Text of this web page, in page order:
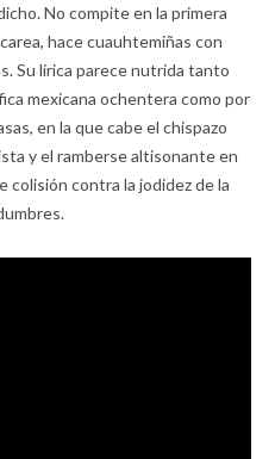
No compite en la primera
hace cuauhtemiñas con
Su lírica parece nutrida tanto
mexicana ochentera como por
en la que cabe el chispazo
y el ramberse altisonante en
colisión contra la jodidez de la